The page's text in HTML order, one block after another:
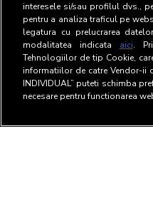
interesele si/sau profilul dvs.,
pentru a analiza traficul pe
legatura cu prelucrarea
modalitatea indicata aici.
Tehnologiilor de tip Cookie,
informatiilor de catre Vendor-ii
INDIVIDUAL” puteti schimba
necesare pentru functionarea